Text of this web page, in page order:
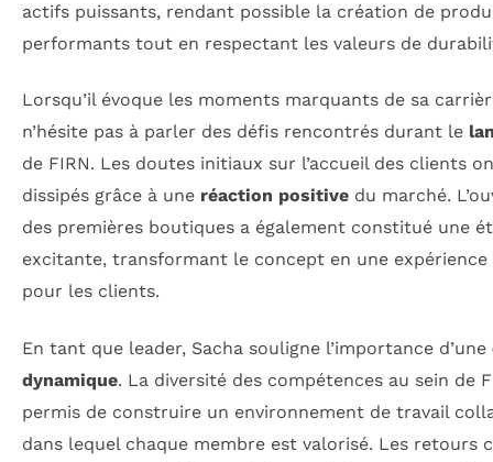
actifs puissants, rendant possible la création de
performants tout en respectant les valeurs de
Lorsqu’il évoque les moments marquants de sa
n’hésite pas à parler des défis rencontrés durant le
de FIRN. Les doutes initiaux sur l’accueil des clients
dissipés grâce à une réaction positive du marché.
des premières boutiques a également constitué une
excitante, transformant le concept en une expérience
pour les clients.
En tant que leader, Sacha souligne l’importance d’une
dynamique. La diversité des compétences au sein de
permis de construire un environnement de travail
dans lequel chaque membre est valorisé. Les retours